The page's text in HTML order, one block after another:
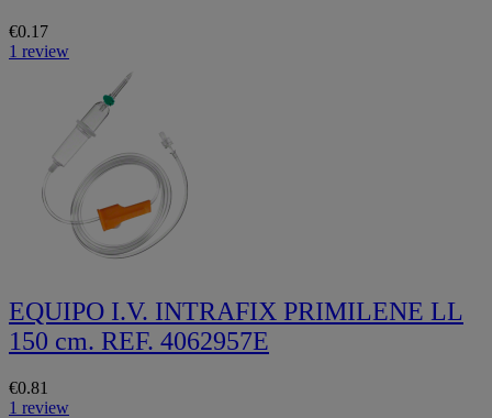
€0.17
1 review
EQUIPO I.V. INTRAFIX PRIMILENE LL
150 cm. REF. 4062957E
€0.81
1 review